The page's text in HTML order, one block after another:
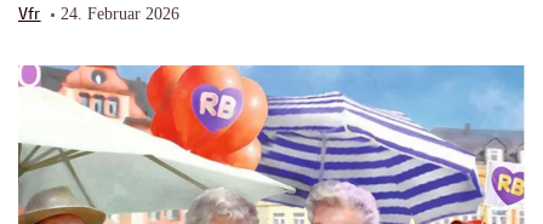
Vfr 24. Februar 2026